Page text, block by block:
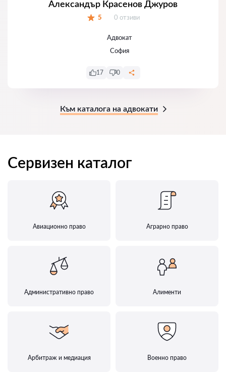
Александър Красенов Джуров
5 Отзиви:
0 отзиви
Адвокат
София
17 0
Към каталога на адвокати
Сервизен каталог
Авиационно право Аграрно право
Административно право Алименти
Арбитраж и медиация Военно право